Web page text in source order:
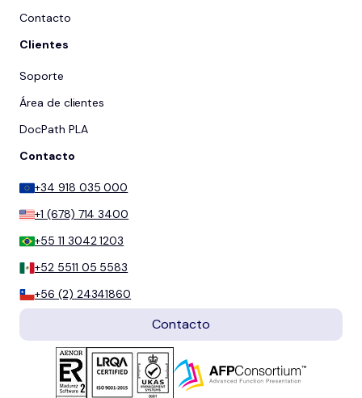
Contacto
Clientes
Soporte
Área de clientes
DocPath PLA
Contacto
+34 918 035 000
+1 (678) 714 3400
+55 11 3042 1203
+52 5511 05 5583
+56 (2) 24341860
Contacto